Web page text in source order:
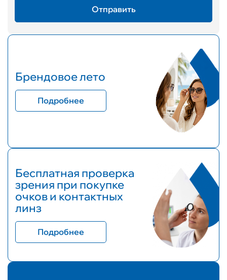
Брендовое лето
Подробнее
Бесплатная проверка
зрения при покупке
очков и контактных
линз
Подробнее